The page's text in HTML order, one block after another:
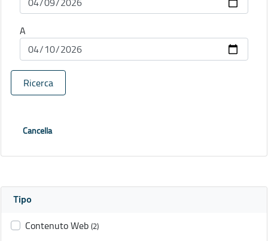
A
Ricerca
Cancella
Tipo
Contenuto Web (2)